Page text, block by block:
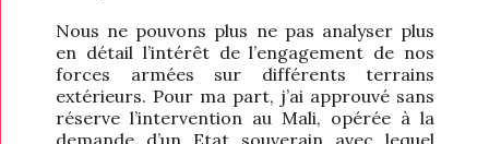
Nous ne pouvons plus ne pas analyser plus
en détail l’intérêt de l’engagement de nos
forces armées sur différents terrains
extérieurs. Pour ma part, j’ai approuvé sans
réserve l’intervention au Mali, opérée à la